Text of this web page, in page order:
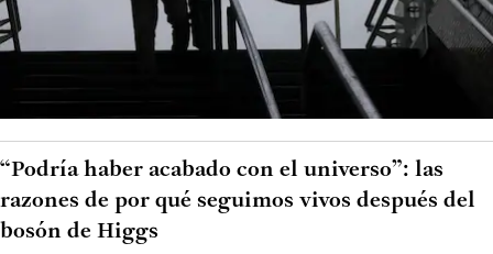
“Podría haber acabado con el universo”: las
razones de por qué seguimos vivos después del
bosón de Higgs